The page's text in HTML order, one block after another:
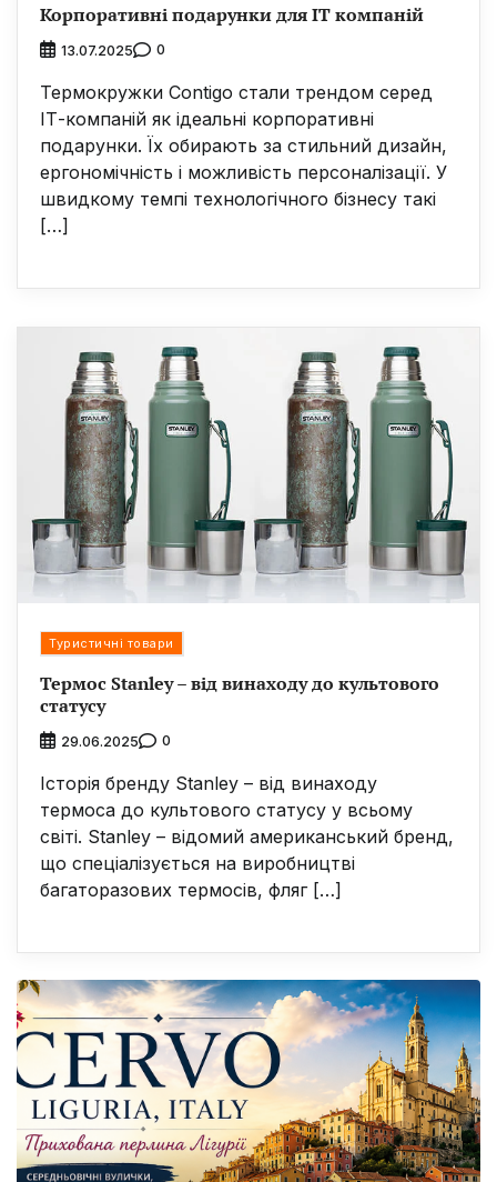
Корпоративні подарунки для IT компаній
13.07.2025 0
Термокружки Contigo стали трендом серед
ІТ-компаній як ідеальні корпоративні
подарунки. Їх обирають за стильний дизайн,
ергономічність і можливість персоналізації. У
швидкому темпі технологічного бізнесу такі
[…]
Туристичні товари
Термос Stanley – від винаходу до культового
статусу
29.06.2025 0
Історія бренду Stanley – від винаходу
термоса до культового статусу у всьому
світі. Stanley – відомий американський бренд,
що спеціалізується на виробництві
багаторазових термосів, фляг […]